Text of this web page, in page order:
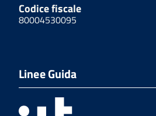
Codice fiscale
80004530095
Linee Guida